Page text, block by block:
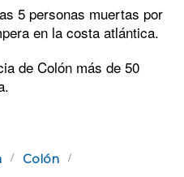
5 personas muertas por
en la costa atlántica.
de Colón más de 50
Colón